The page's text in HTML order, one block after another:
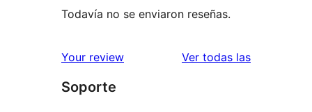
Todavía no se enviaron reseñas.
Your review Ver todas lasreseñas
Soporte